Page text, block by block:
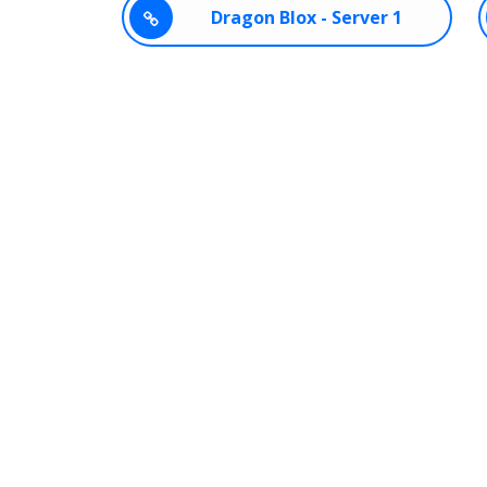
Dragon Blox - Server 1